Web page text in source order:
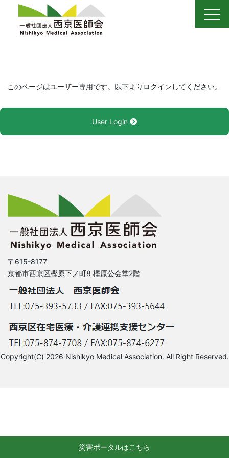
content
このページはユーザー専用です。以下よりログインしてください。
User Login
〒615-8177
京都市西京区樫原下ノ町8 樫原公会堂2階
Copyright(C) 2026 Nishikyo Medical Association. All Right Reserved.
災害ポータルはこちら